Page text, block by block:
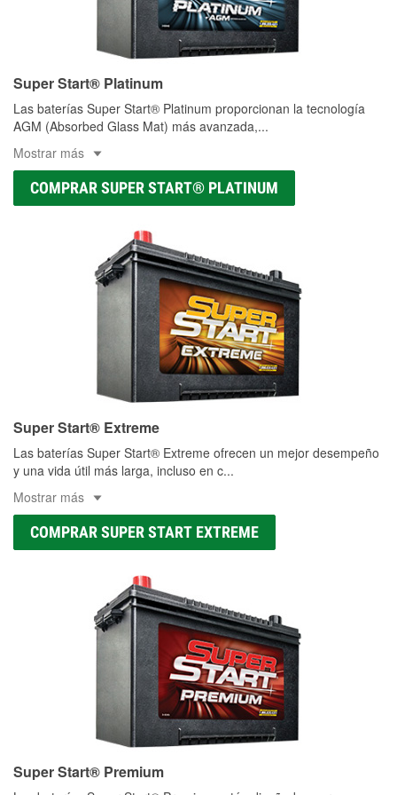
Super Start® Platinum
Las baterías Super Start® Platinum proporcionan la tecnología
AGM (Absorbed Glass Mat) más avanzada,...
Mostrar más
COMPRAR SUPER START® PLATINUM
Super Start® Extreme
Las baterías Super Start® Extreme ofrecen un mejor desempeño
y una vida útil más larga, incluso en c...
Mostrar más
COMPRAR SUPER START EXTREME
Super Start® Premium